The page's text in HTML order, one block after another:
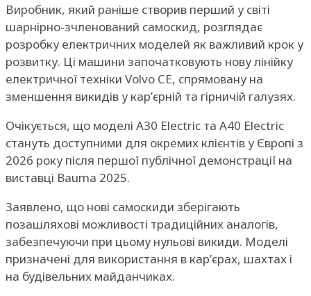
Виробник, який раніше створив перший у світі
шарнірно-зчленований самоскид, розглядає
розробку електричних моделей як важливий крок у
розвитку. Ці машини започатковують нову лінійку
електричної техніки Volvo CE, спрямовану на
зменшення викидів у кар’єрній та гірничій галузях.
Очікується, що моделі A30 Electric та A40 Electric
стануть доступними для окремих клієнтів у Європі з
2026 року після першої публічної демонстрації на
виставці Bauma 2025.
Заявлено, що нові самоскиди зберігають
позашляхові можливості традиційних аналогів,
забезпечуючи при цьому нульові викиди. Моделі
призначені для використання в кар’єрах, шахтах і
на будівельних майданчиках.